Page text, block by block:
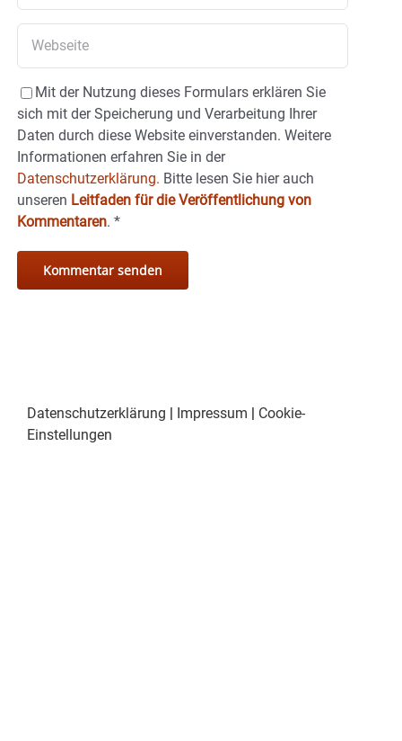
Mit der Nutzung dieses Formulars erklären Sie
sich mit der Speicherung und Verarbeitung Ihrer
Daten durch diese Website einverstanden. Weitere
Informationen erfahren Sie in der
Datenschutzerklärung. Bitte lesen Sie hier auch
unseren Leitfaden für die Veröffentlichung von
Kommentaren. *
Datenschutzerklärung | Impressum | Cookie-
Einstellungen